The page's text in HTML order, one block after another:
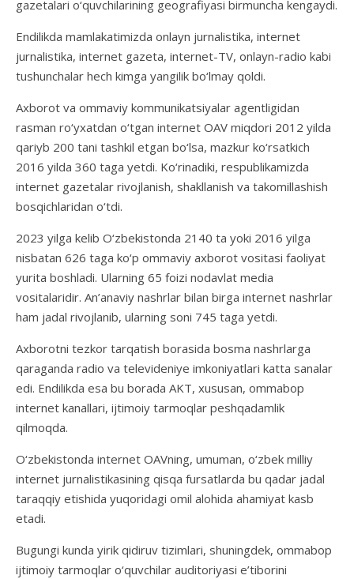
gazetalari o‘quvchilarining geografiyasi birmuncha kengaydi.
Endilikda mamlakatimizda onlayn jurnalistika, internet
jurnalistika, internet gazeta, internet-TV, onlayn-radio kabi
tushunchalar hech kimga yangilik bo‘lmay qoldi.
Axborot va ommaviy kommunikatsiyalar agentligidan
rasman ro‘yxatdan o‘tgan internet OAV miqdori 2012 yilda
qariyb 200 tani tashkil etgan bo‘lsa, mazkur ko‘rsatkich
2016 yilda 360 taga yetdi. Ko‘rinadiki, respublikamizda
internet gazetalar rivojlanish, shakllanish va takomillashish
bosqichlaridan o‘tdi.
2023 yilga kelib O‘zbekistonda 2140 ta yoki 2016 yilga
nisbatan 626 taga ko‘p ommaviy axborot vositasi faoliyat
yurita boshladi. Ularning 65 foizi nodavlat media
vositalaridir. An’anaviy nashrlar bilan birga internet nashrlar
ham jadal rivojlanib, ularning soni 745 taga yetdi.
Axborotni tezkor tarqatish borasida bosma nashrlarga
qaraganda radio va televideniye imkoniyatlari katta sanalar
edi. Endilikda esa bu borada AKT, xususan, ommabop
internet kanallari, ijtimoiy tarmoqlar peshqadamlik
qilmoqda.
O‘zbekistonda internet OAVning, umuman, o‘zbek milliy
internet jurnalistikasining qisqa fursatlarda bu qadar jadal
taraqqiy etishida yuqoridagi omil alohida ahamiyat kasb
etadi.
Bugungi kunda yirik qidiruv tizimlari, shuningdek, ommabop
ijtimoiy tarmoqlar o‘quvchilar auditoriyasi e’tiborini